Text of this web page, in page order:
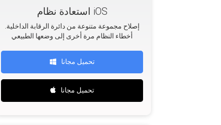
استعادة نظام iOS
أخطاء النظام مرة أخرى إلى وضعها الطبيعي
تحميل مجانا
تحميل مجانا